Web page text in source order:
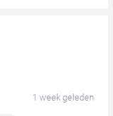
1 week geleden